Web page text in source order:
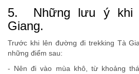
5. Những lưu ý khi
Giang.
Trước khi lên đường đi trekking Tà
những điểm sau:
- Nên đi vào mùa khô, từ khoảng